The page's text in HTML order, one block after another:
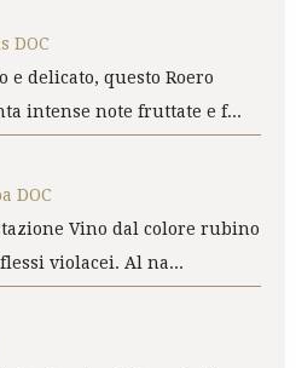
DOC
e delicato, questo Roero
intense note fruttate e f...
DOC
Vino dal colore rubino
violacei. Al na...